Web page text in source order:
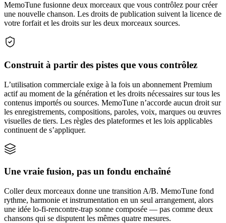
MemoTune fusionne deux morceaux que vous contrôlez pour créer
une nouvelle chanson. Les droits de publication suivent la licence de
votre forfait et les droits sur les deux morceaux sources.
Construit à partir des pistes que vous contrôlez
L’utilisation commerciale exige à la fois un abonnement Premium
actif au moment de la génération et les droits nécessaires sur tous les
contenus importés ou sources. MemoTune n’accorde aucun droit sur
les enregistrements, compositions, paroles, voix, marques ou œuvres
visuelles de tiers. Les règles des plateformes et les lois applicables
continuent de s’appliquer.
Une vraie fusion, pas un fondu enchaîné
Coller deux morceaux donne une transition A/B. MemoTune fond
rythme, harmonie et instrumentation en un seul arrangement, alors
une idée lo-fi-rencontre-trap sonne composée — pas comme deux
chansons qui se disputent les mêmes quatre mesures.